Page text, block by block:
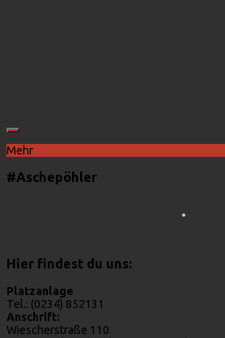
Mehr
#Aschepöhler
Hier findest du uns:
Platzanlage
Tel.: (0234) 852131
Anschrift:
Wiescherstraße 110